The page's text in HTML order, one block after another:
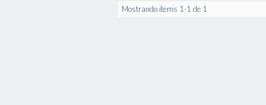
Mostrando ítems 1-1 de 1